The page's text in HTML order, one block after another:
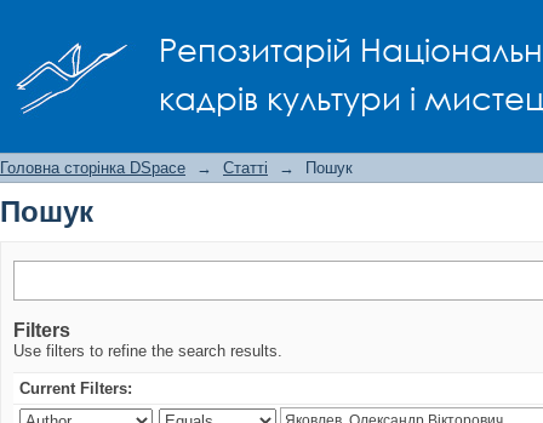
Репозитарій
кадрів культури і
Головна сторінка DSpace → Статті → Пошук
Пошук
Filters
Use filters to refine the search results.
Current Filters: